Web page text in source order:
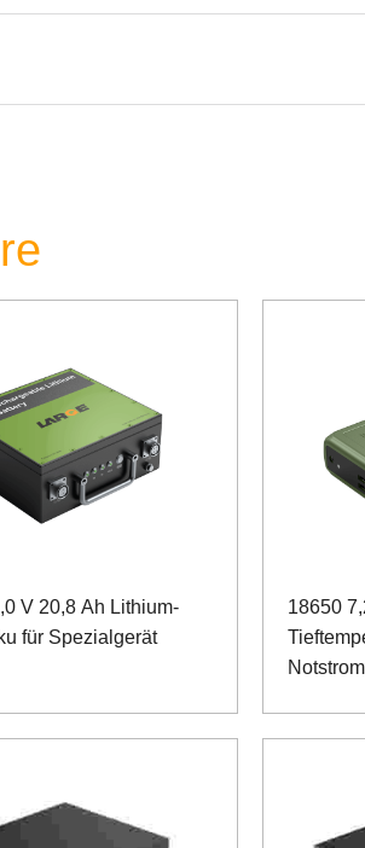
V 20,8 Ah Lithium-
für Spezialgerät
18650